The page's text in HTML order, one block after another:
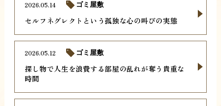
セルフネグレクトという孤独な心の叫びの実態
2026.05.14 ゴミ屋敷
探し物で人生を浪費する部屋の乱れが奪う貴重な
時間
2026.05.12 ゴミ屋敷